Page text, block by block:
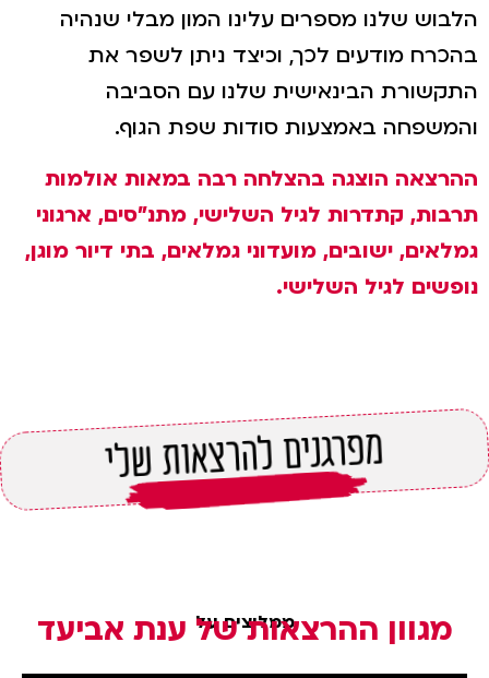
הלבוש שלנו מספרים עלינו המון מבלי שנהיה
בהכרח מודעים לכך, וכיצד ניתן לשפר את
התקשורת הבינאישית שלנו עם הסביבה
והמשפחה באמצעות סודות שפת הגוף.
ההרצאה הוצגה בהצלחה רבה במאות אולמות
תרבות, קתדרות לגיל השלישי, מתנ"סים, ארגוני
גמלאים, ישובים, מועדוני גמלאים, בתי דיור מוגן,
נופשים לגיל השלישי.
מפרגנים להרצאות שלי
ממליצים על
מגוון ההרצאות של ענת אביעד